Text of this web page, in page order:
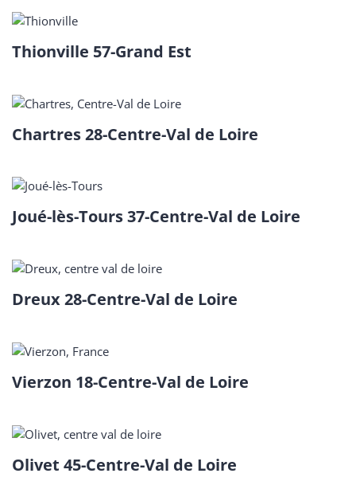
Thionville 57-Grand Est
Chartres 28-Centre-Val de Loire
Joué-lès-Tours 37-Centre-Val de Loire
Dreux 28-Centre-Val de Loire
Vierzon 18-Centre-Val de Loire
Olivet 45-Centre-Val de Loire